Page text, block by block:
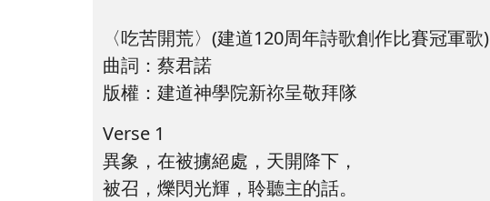
〈吃苦開荒〉(建道120周年詩歌創作比賽冠軍歌)
曲詞：蔡君諾
版權：建道神學院新祢呈敬拜隊
Verse 1
異象，在被擄絕處，天開降下，
被召，爍閃光輝，聆聽主的話。